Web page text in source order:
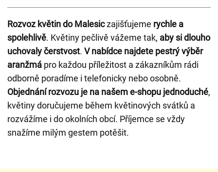
Rozvoz květin do Malesiczajišťujeme rychle a
spolehlivě. Květiny pečlivě vážeme tak, aby si dlouho
uchovaly čerstvost. V nabídce najdete pestrý výběr
aranžmá pro každou příležitost a zákazníkům rádi
odborně poradíme i telefonicky nebo osobně.
Objednání rozvozu je na našem e-shopu jednoduché,
květiny doručujeme během květinových svátků a
rozvážíme i do okolních obcí. Příjemce se vždy
snažíme milým gestem potěšit.